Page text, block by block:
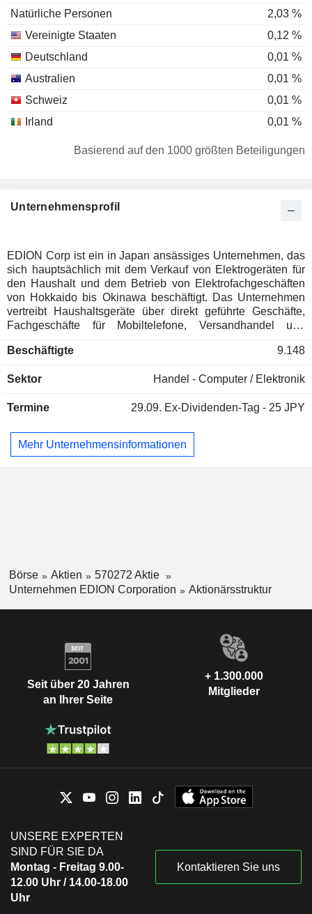
Natürliche Personen
2,03 %
Vereinigte Staaten
0,12 %
Deutschland
0,01 %
Australien
0,01 %
Schweiz
0,01 %
Irland
0,01 %
Basierend auf den 1000 größten Beteiligungen
Unternehmensprofil
EDION Corp ist ein in Japan ansässiges Unternehmen, das
sich hauptsächlich mit dem Verkauf von Elektrogeräten für
den Haushalt und dem Betrieb von Elektrofachgeschäften
von Hokkaido bis Okinawa beschäftigt. Das Unternehmen
vertreibt Haushaltsgeräte über direkt geführte Geschäfte,
Fachgeschäfte für Mobiltelefone, Versandhandel und
umfassen den Betrieb von Software-Fachgeschäften, den
Verkauf und den Bau von Solaranlagen, den Umbau von
Informations- und Kommunikationsgeräten, die Verarbeitung
Bürobedarf, Waren des täglichen Bedarfs, den Verkauf von
alkoholischen Getränken, das Management einer
Beschäftigte 9.148
Sektor Handel - Computer / Elektronik
Termine 29.09. Ex-Dividenden-Tag - 25 JPY
Mehr Unternehmensinformationen
Börse Aktien
570272 Aktie
Unternehmen EDION Corporation
Aktionärsstruktur
Seit über 20 Jahren
an Ihrer Seite
+ 1.300.000
Mitglieder
UNSERE EXPERTEN
SIND FÜR SIE DA
Montag - Freitag 9.00-
12.00 Uhr / 14.00-18.00
Uhr
Kontaktieren Sie uns